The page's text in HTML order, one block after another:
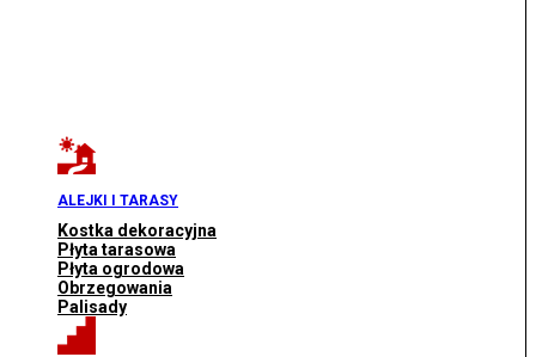
ALEJKI I TARASY
Kostka dekoracyjna
Płyta tarasowa
Płyta ogrodowa
Obrzegowania
Palisady